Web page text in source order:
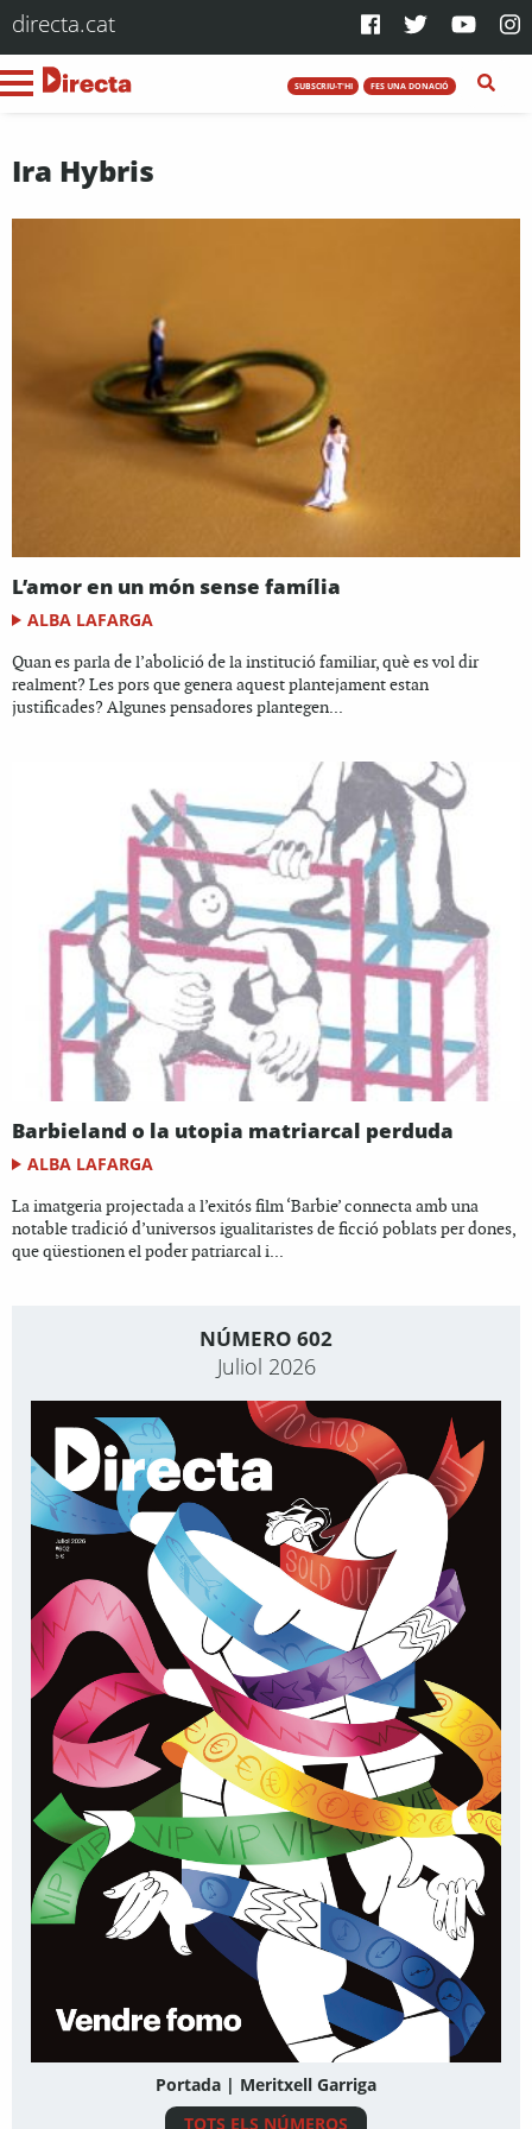
directa.cat
SUBSCRIU-T'HI FES UNA DONACIÓ
Ira Hybris
L’amor en un món sense família
ALBA LAFARGA
Quan es parla de l’abolició de la institució familiar, què es vol dir
realment? Les pors que genera aquest plantejament estan
justificades? Algunes pensadores plantegen...
Barbieland o la utopia matriarcal perduda
ALBA LAFARGA
La imatgeria projectada a l’exitós film ‘Barbie’ connecta amb una
notable tradició d’universos igualitaristes de ficció poblats per dones,
que qüestionen el poder patriarcal i...
NÚMERO 602
Juliol 2026
Portada | Meritxell Garriga
TOTS ELS NÚMEROS